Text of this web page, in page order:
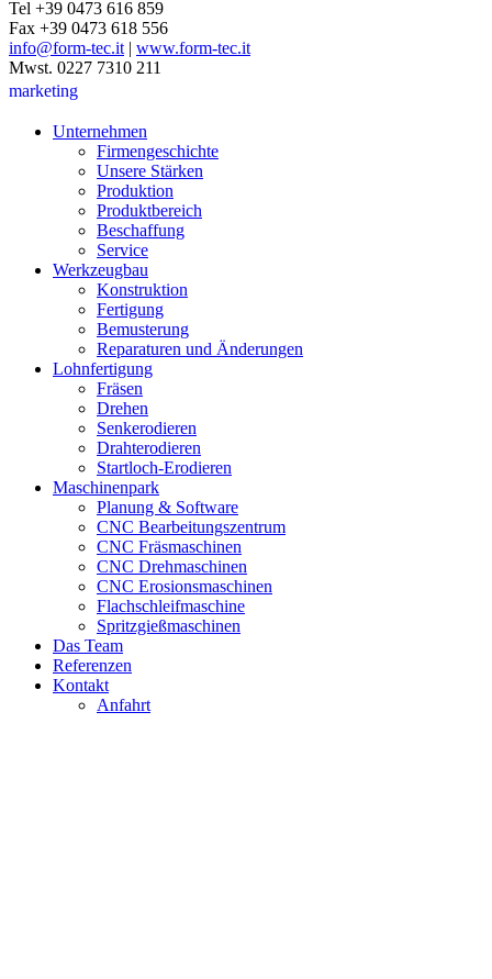
Tel +39 0473 616 859
Fax +39 0473 618 556
info@form-tec.it| www.form-tec.it
Mwst. 0227 7310 211
marketing
Unternehmen
Firmengeschichte
Unsere Stärken
Produktion
Produktbereich
Beschaffung
Service
Werkzeugbau
Konstruktion
Fertigung
Bemusterung
Reparaturen und Änderungen
Lohnfertigung
Fräsen
Drehen
Senkerodieren
Drahterodieren
Startloch-Erodieren
Maschinenpark
Planung & Software
CNC Bearbeitungszentrum
CNC Fräsmaschinen
CNC Drehmaschinen
CNC Erosionsmaschinen
Flachschleifmaschine
Spritzgießmaschinen
Das Team
Referenzen
Kontakt
Anfahrt